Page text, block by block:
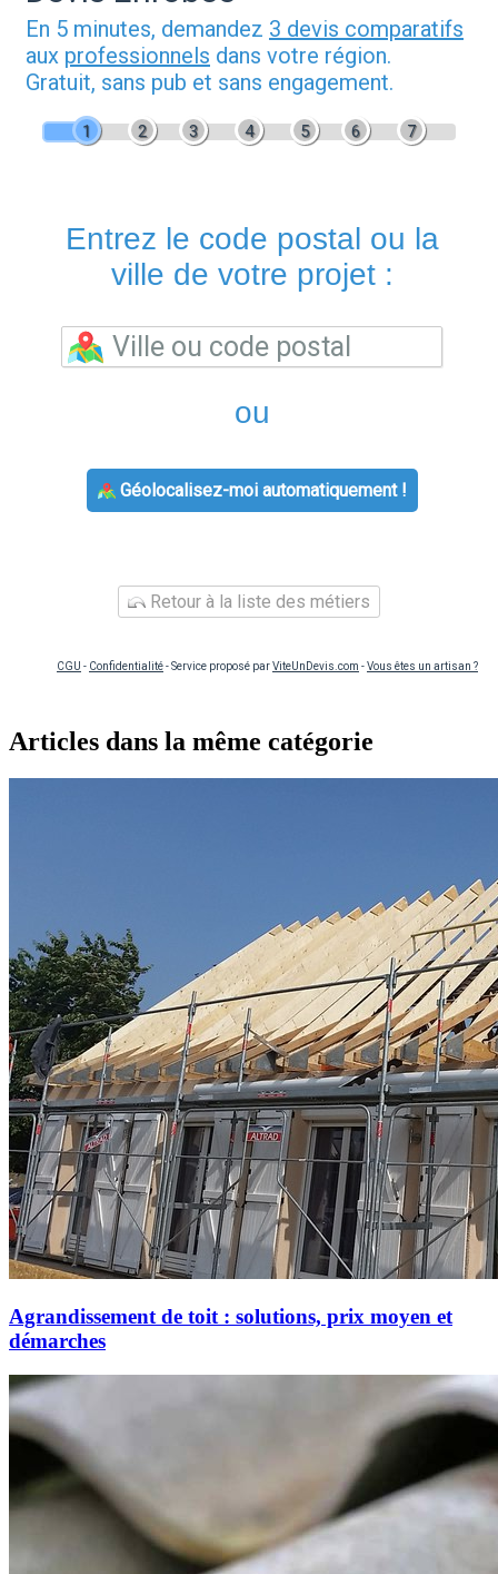
En 5 minutes, demandez 3 devis comparatifs
aux professionnels dans votre région.
Gratuit, sans pub et sans engagement.
1 2 3 4 5 6 7
Entrez le code postal ou la
ville de votre projet :
ou
Géolocalisez-moi automatiquement !
Retour à la liste des métiers
CGU - Confidentialité- Service proposé parViteUnDevis.com -Vous êtes un artisan ?
Articles dans la même catégorie
Agrandissement de toit : solutions, prix moyen et
démarches